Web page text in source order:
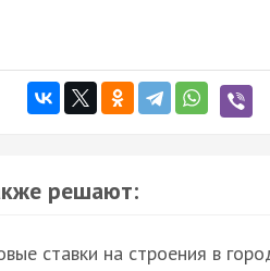
решают:
ставки на строения в